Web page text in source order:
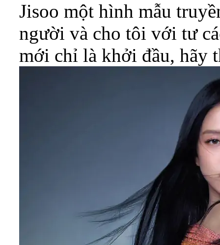
Jisoo một hình mẫu
người và cho tôi với tư
mới chỉ là khởi đầu, hãy